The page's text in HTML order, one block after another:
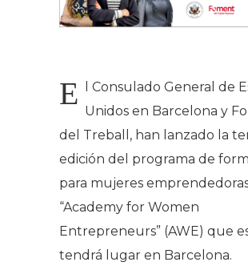
E
l Consulado General de
Unidos en Barcelona y
del Treball, han lanzado la
edición del programa de
para mujeres
“Academy for Women
Entrepreneurs” (AWE) que
tendrá lugar en Barcelona.